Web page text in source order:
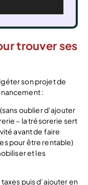
trouver ses
son projet de
:
oublier d’ajouter
– la trésorerie sert
avant de faire
pour être rentable)
et les
puis d’ajouter en